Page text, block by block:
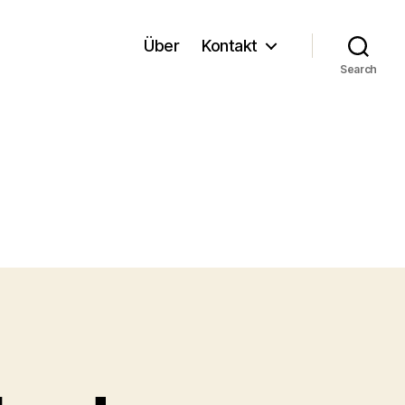
Über Kontakt
Search